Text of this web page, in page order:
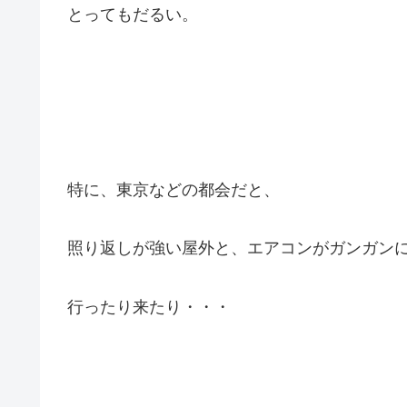
とってもだるい。
特に、東京などの都会だと、
照り返しが強い屋外と、エアコンがガンガン
行ったり来たり・・・